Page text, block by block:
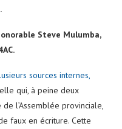
Steve Mulumba,
sources internes,
qui, à peine deux
l’Assemblée provinciale,
faux en écriture. Cette